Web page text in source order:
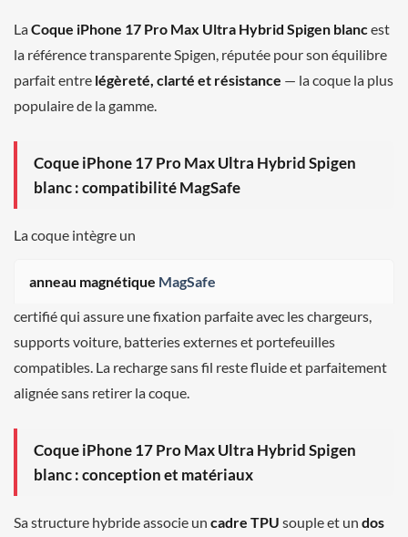
LaCoque iPhone 17 Pro Max Ultra Hybrid Spigen blancest
la référence transparente Spigen, réputée pour son équilibre
parfait entre légèreté, clarté et résistance — la coque la plus
populaire de la gamme.
Coque iPhone 17 Pro Max Ultra Hybrid Spigen
blanc : compatibilité MagSafe
La coque intègre un
anneau magnétique MagSafe
certifié qui assure une fixation parfaite avec les chargeurs,
supports voiture, batteries externes et portefeuilles
compatibles. La recharge sans fil reste fluide et parfaitement
alignée sans retirer la coque.
Coque iPhone 17 Pro Max Ultra Hybrid Spigen
blanc : conception et matériaux
Sa structure hybride associe un cadre TPU souple et un dos